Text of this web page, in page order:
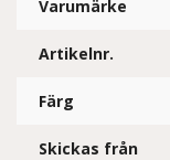
Varumärke
Artikelnr.
Färg
Skickas från